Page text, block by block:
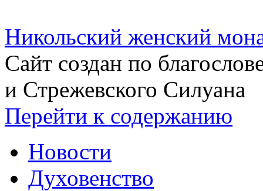
Никольский женский
Сайт создан по
и Стрежевского Силуана
Перейти к содержанию
Новости
Духовенство